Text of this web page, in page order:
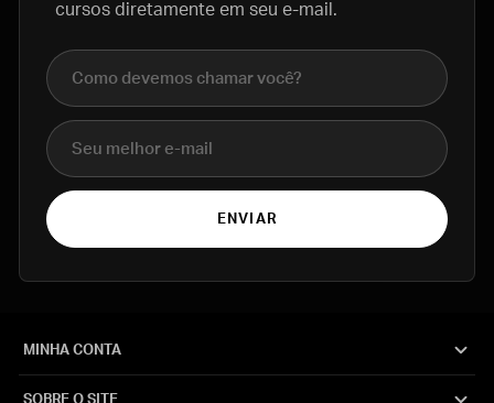
cursos diretamente em seu e-mail.
Nome completo
E-mail
ENVIAR
MINHA CONTA
SOBRE O SITE